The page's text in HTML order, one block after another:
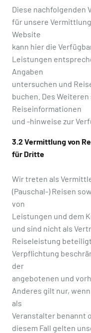
Diese nachfolgenden
für unsere
Website
kann hier die
Leistungen
Angaben
untersuchen und
buchen. Des
Reiseinformationen
und -hinweise zur
3.2 Vermittlung von
für Dritte
Wir treten als
(Pauschal-) Reisen
von
Leistungen und dem
und sind nicht als
Reiseleistung
Verpflichtung
der
angebotenen und
Anderes gilt nur,
als
Veranstalter benannt
diesem Fall gelten